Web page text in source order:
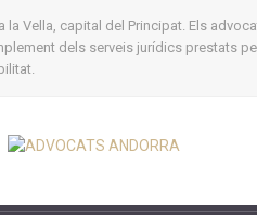
Vella, capital del Principat. Els
dels serveis jurídics prestats